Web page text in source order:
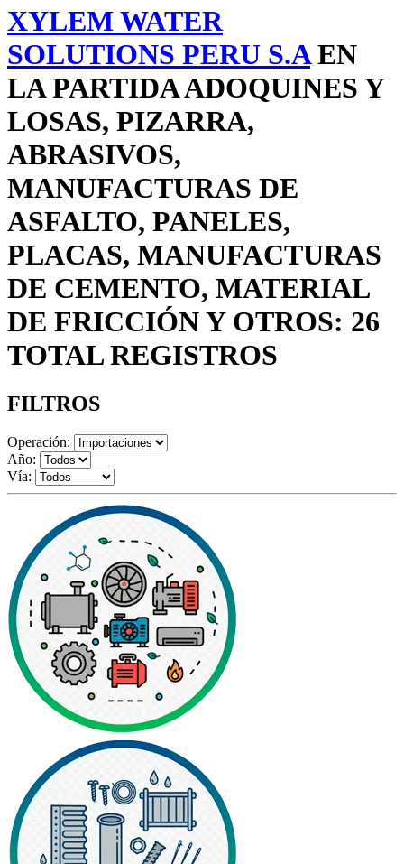
XYLEM WATER
SOLUTIONS PERU S.AEN
LA PARTIDA ADOQUINES Y
LOSAS, PIZARRA,
ABRASIVOS,
MANUFACTURAS DE
ASFALTO, PANELES,
PLACAS, MANUFACTURAS
DE CEMENTO, MATERIAL
DE FRICCIÓN Y OTROS: 26
TOTAL REGISTROS
FILTROS
Operación:
Año:
Vía: